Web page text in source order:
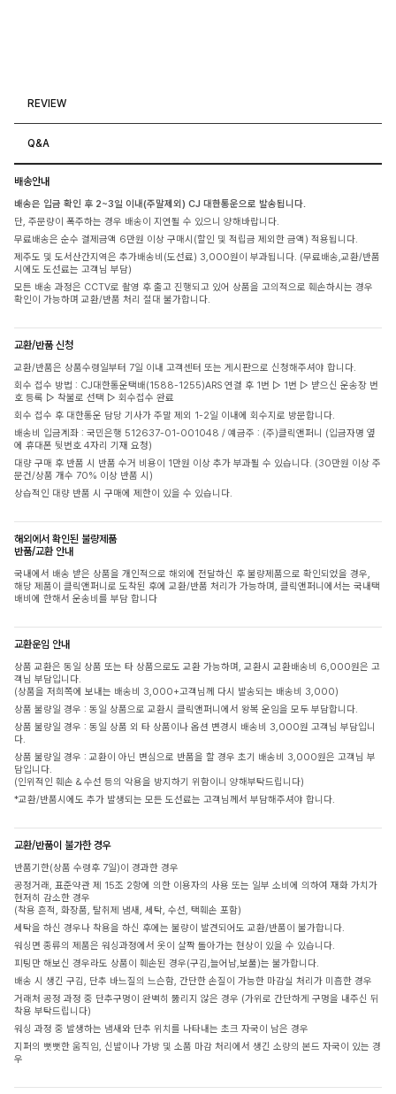
REVIEW
Q&A
배송안내
배송은 입금 확인 후 2~3일 이내(주말제외) CJ 대한통운으로 발송됩니다.
단, 주문량이 폭주하는 경우 배송이 지연될 수 있으니 양해바랍니다.
무료배송은 순수 결제금액 6만원 이상 구매시(할인 및 적립금 제외한 금액) 적용됩니다.
제주도 및 도서산간지역은 추가배송비(도선료) 3,000원이 부과됩니다. (무료배송,교환/반품
시에도 도선료는 고객님 부담)
모든 배송 과정은 CCTV로 촬영 후 출고 진행되고 있어 상품을 고의적으로 훼손하시는 경우
확인이 가능하며 교환/반품 처리 절대 불가합니다.
교환/반품 신청
교환/반품은 상품수령일부터 7일 이내 고객센터 또는 게시판으로 신청해주셔야 합니다.
회수 접수 방법 : CJ대한통운택배(1588-1255)ARS 연결 후 1번 ▷ 1번 ▷ 받으신 운송장 번
호 등록 ▷ 착불로 선택 ▷ 회수접수 완료
회수 접수 후 대한통운 담당 기사가 주말 제외 1-2일 이내에 회수지로 방문합니다.
배송비 입금계좌 : 국민은행 512637-01-001048 / 예금주 : (주)클릭앤퍼니 (입금자명 옆
에 휴대폰 뒷번호 4자리 기재 요청)
대량 구매 후 반품 시 반품 수거 비용이 1만원 이상 추가 부과될 수 있습니다. (30만원 이상 주
문건/상품 개수 70% 이상 반품 시)
상습적인 대량 반품 시 구매에 제한이 있을 수 있습니다.
해외에서 확인된 불량제품
반품/교환 안내
국내에서 배송 받은 상품을 개인적으로 해외에 전달하신 후 불량제품으로 확인되었을 경우,
해당 제품이 클릭앤퍼니로 도착된 후에 교환/반품 처리가 가능하며, 클릭앤퍼니에서는 국내택
배비에 한해서 운송비를 부담 합니다
교환운임 안내
상품 교환은 동일 상품 또는 타 상품으로도 교환 가능하며, 교환시 교환배송비 6,000원은 고
객님 부담입니다.
(상품을 저희쪽에 보내는 배송비 3,000+고객님께 다시 발송되는 배송비 3,000)
상품 불량일 경우 : 동일 상품으로 교환시 클릭앤퍼니에서 왕복 운임을 모두 부담합니다.
상품 불량일 경우 : 동일 상품 외 타 상품이나 옵션 변경시 배송비 3,000원 고객님 부담입니
다.
상품 불량일 경우 : 교환이 아닌 변심으로 반품을 할 경우 초기 배송비 3,000원은 고객님 부
담입니다.
(인위적인 훼손 & 수선 등의 악용을 방지하기 위함이니 양해부탁드립니다)
*교환/반품시에도 추가 발생되는 모든 도선료는 고객님께서 부담해주셔야 합니다.
교환/반품이 불가한 경우
반품기한(상품 수령후 7일)이 경과한 경우
공정거래, 표준약관 제 15조 2항에 의한 이용자의 사용 또는 일부 소비에 의하여 재화 가치가
현저히 감소한 경우
(착용 흔적, 화장품, 탈취제 냄새, 세탁, 수선, 택훼손 포함)
세탁을 하신 경우나 착용을 하신 후에는 불량이 발견되어도 교환/반품이 불가합니다.
워싱면 종류의 제품은 워싱과정에서 옷이 살짝 돌아가는 현상이 있을 수 있습니다.
피팅만 해보신 경우라도 상품이 훼손된 경우(구김,늘어남,보풀)는 불가합니다.
배송 시 생긴 구김, 단추 바느질의 느슨함, 간단한 손질이 가능한 마감실 처리가 미흡한 경우
거래처 공정 과정 중 단추구멍이 완벽히 뚫리지 않은 경우 (가위로 간단하게 구멍을 내주신 뒤
착용 부탁드립니다)
워싱 과정 중 발생하는 냄새와 단추 위치를 나타내는 초크 자국이 남은 경우
지퍼의 뻣뻣한 움직임, 신발이나 가방 및 소품 마감 처리에서 생긴 소량의 본드 자국이 있는 경
우